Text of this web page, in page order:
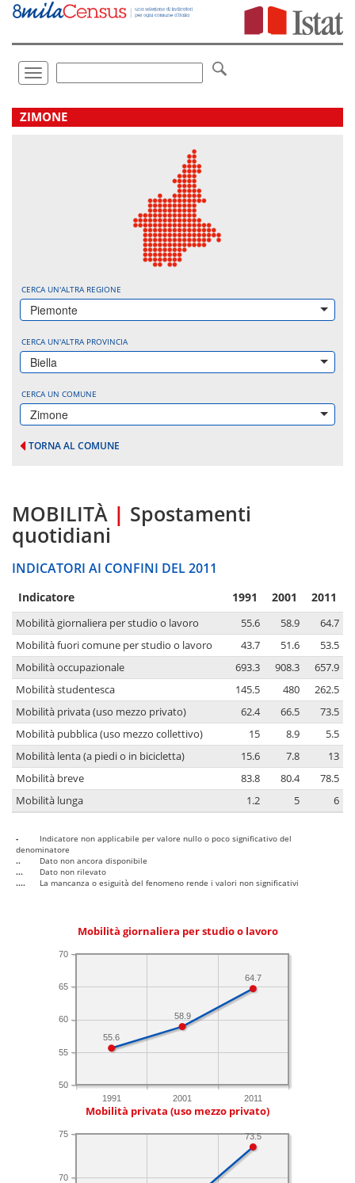
Vai
direttamente
Toggle
navigation
.
ZIMONE
CERCA UN'ALTRA REGIONE
Piemonte
CERCA UN'ALTRA PROVINCIA
Biella
CERCA UN COMUNE
Zimone
TORNA AL COMUNE
MOBILITÀ | Spostamenti
quotidiani
INDICATORI AI CONFINI DEL 2011
Indicatore 1991 2001 2011
Mobilità giornaliera per studio o lavoro 55.6 58.9
64.7
Mobilità fuori comune per studio o lavoro
43.7 51.6
53.5
Mobilità occupazionale
693.3 908.3
657.9
Mobilità studentesca
145.5 480
262.5
Mobilità privata (uso mezzo privato)
62.4 66.5
73.5
Mobilità pubblica (uso mezzo collettivo)
15 8.9
5.5
Mobilità lenta (a piedi o in bicicletta)
15.6 7.8
13
Mobilità breve
83.8 80.4
78.5
Mobilità lunga
1.2 5 6
-
Indicatore non applicabile per valore nullo o poco significativo del
denominatore
..
Dato non ancora disponibile
...
Dato non rilevato
....
La mancanza o esiguità del fenomeno rende i valori non significativi
Mobilità giornaliera per studio o lavoro
1991 2001 2011
50
55
60
65
70
64.7
58.9
55.6
Mobilità privata (uso mezzo privato)
70
75 73.5